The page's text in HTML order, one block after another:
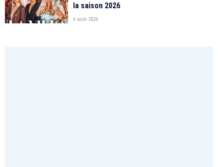
la saison 2026
6 août 2026